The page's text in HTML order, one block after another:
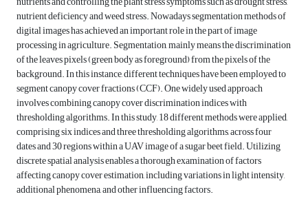
nutrient deficiency and weed stress.‎‏ ‏Nowadays segmentation ‎methods of
digital images has achieved an important role in the part of ‎image
processing in ‎agriculture. Segmentation, mainly means the discrimination
of the leaves ‎pixels (green body as ‎foreground) from the pixels of the
background. In this instance, different techniques have been ‎employed to
segment canopy cover fractions (CCF). One widely used approach
involves ‎combining canopy cover discrimination indices with
thresholding algorithms. In this study, 18 ‎different methods were applied,
comprising six indices and three thresholding algorithms, across ‎four
dates and 30 regions within a UAV image of a sugar beet field. Utilizing
discrete spatial ‎analysis enables a thorough examination of factors
affecting canopy cover estimation, including ‎variations in light intensity,
additional phenomena, and other influencing factors.‎